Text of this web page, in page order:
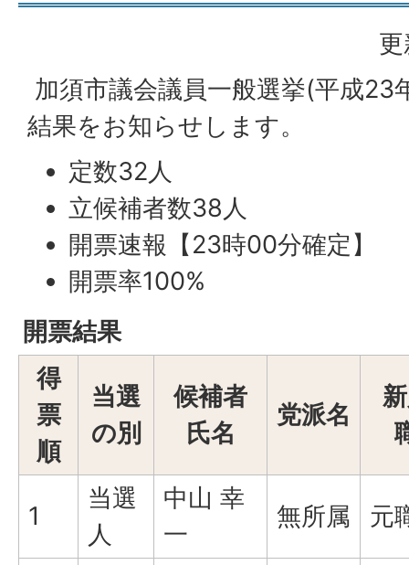
加須市議会議員一般選挙(平成23
結果をお知らせします。
定数32人
立候補者数38人
開票速報【23時00分確定】
開票率100%
開票結果
得
票
順
当選
の別
候補者
氏名
党派名
1
当選
人
中山 幸
一
無所属 元